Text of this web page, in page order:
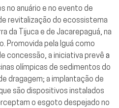
no anuário e no evento de
revitalização do ecossistema
da Tijuca e de Jacarepaguá, na
Promovida pela Iguá como
concessão, a iniciativa prevê a
olímpicas de sedimentos do
dragagem; a implantação de
são dispositivos instalados
o esgoto despejado no